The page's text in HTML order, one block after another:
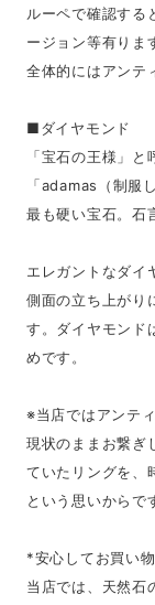
ルーペで確認する
ージョン等有りま
全体的にはアンテ
■ダイヤモンド
「宝石の王様」
「adamas（制服
最も硬い宝石。石
エレガントなダイ
側面の立ち上がり
す。ダイヤモンド
めです。
※当店ではアンテ
現状のままお繋ぎ
ていたリングを、
という思いからで
*安心してお買い
当店では、天然石